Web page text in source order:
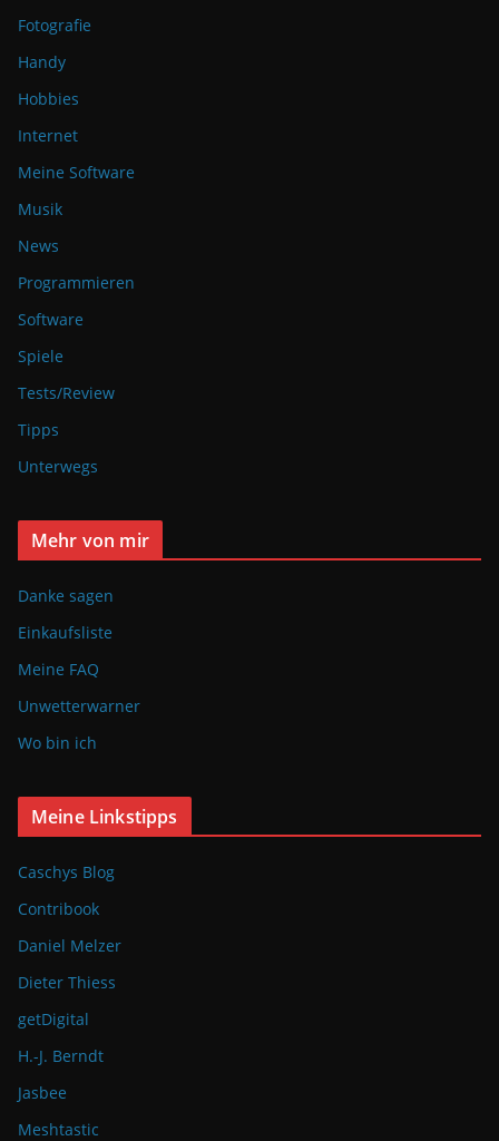
Fotografie
Handy
Hobbies
Internet
Meine Software
Musik
News
Programmieren
Software
Spiele
Tests/Review
Tipps
Unterwegs
Mehr von mir
Danke sagen
Einkaufsliste
Meine FAQ
Unwetterwarner
Wo bin ich
Meine Linkstipps
Caschys Blog
Contribook
Daniel Melzer
Dieter Thiess
getDigital
H.-J. Berndt
Jasbee
Meshtastic